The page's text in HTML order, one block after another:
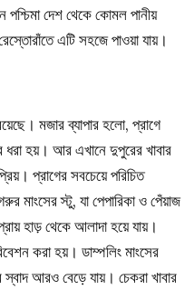
দেশ থেকে কোমল পানীয়
এটি সহজে পাওয়া যায়।
মজার ব্যাপার হলো, প্রাগে
ধরা হয়। আর এখানে দুপুরের খাবার
প্রাগের সবচেয়ে পরিচিত
স্টু, যা পেপারিকা ও পেঁয়াজ
হাড় থেকে আলাদা হয়ে যায়।
করা হয়। ডাম্পলিং মাংসের
আরও বেড়ে যায়। চেকরা খাবার